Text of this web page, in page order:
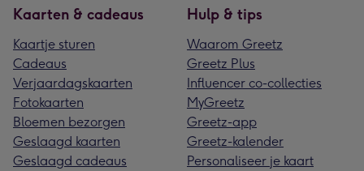
Kaarten & cadeaus
Kaartje sturen
Cadeaus
Verjaardagskaarten
Fotokaarten
Bloemen bezorgen
Geslaagd kaarten
Geslaagd cadeaus
Hulp & tips
Waarom Greetz
Greetz Plus
Influencer co-collecties
MyGreetz
Greetz-app
Greetz-kalender
Personaliseer je kaart